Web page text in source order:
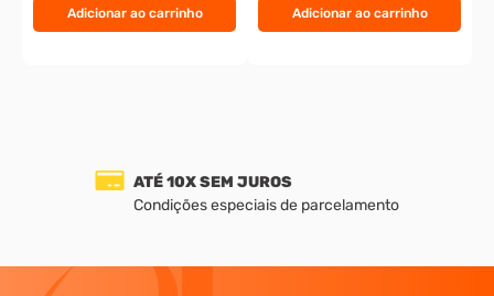
Adicionar ao carrinho Adicionar ao carrinho
ATÉ 10X SEM JUROS
Condições especiais de parcelamento